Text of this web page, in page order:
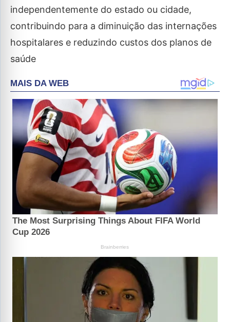
independentemente do estado ou cidade,
contribuindo para a diminuição das internações
hospitalares e reduzindo custos dos planos de
saúde